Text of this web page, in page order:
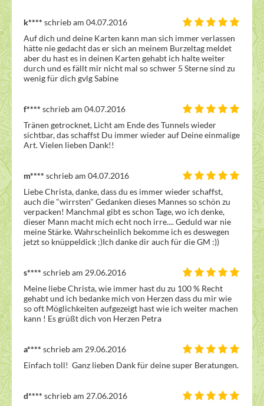
k**** schrieb am 04.07.2016
Auf dich und deine Karten kann man sich immer verlassen
hätte nie gedacht das er sich an meinem Burzeltag meldet
aber du hast es in deinen Karten gehabt ich halte weiter
durch und es fällt mir nicht mal so schwer 5 Sterne sind zu
wenig für dich gvlg Sabine
f**** schrieb am 04.07.2016
Tränen getrocknet, Licht am Ende des Tunnels wieder
sichtbar, das schaffst Du immer wieder auf Deine einmalige
Art. Vielen lieben Dank!!
m**** schrieb am 04.07.2016
Liebe Christa, danke, dass du es immer wieder schaffst,
auch die "wirrsten" Gedanken dieses Mannes so schön zu
verpacken! Manchmal gibt es schon Tage, wo ich denke,
dieser Mann macht mich echt noch irre.... Geduld war nie
meine Stärke. Wahrscheinlich bekomme ich es deswegen
jetzt so knüppeldick ;)Ich danke dir auch für die GM :))
s**** schrieb am 29.06.2016
Meine liebe Christa, wie immer hast du zu 100 % Recht
gehabt und ich bedanke mich von Herzen dass du mir wie
so oft Möglichkeiten aufgezeigt hast wie ich weiter machen
kann ! Es grüßt dich von Herzen Petra
a**** schrieb am 29.06.2016
Einfach toll!  Ganz lieben Dank für deine super Beratungen.
d**** schrieb am 27.06.2016